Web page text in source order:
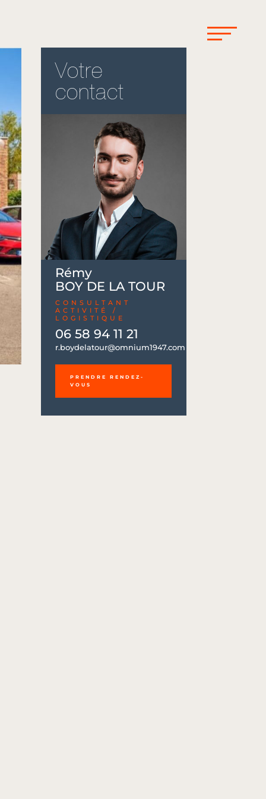
Votre
contact
Rémy
BOY DE LA TOUR
CONSULTANT
ACTIVITÉ /
LOGISTIQUE
06 58 94 11 21
r.boydelatour@omnium1947.com
06 58 94 11 21
r.boydelatour@omnium1947.com
PRENDRE RENDEZ-
VOUS